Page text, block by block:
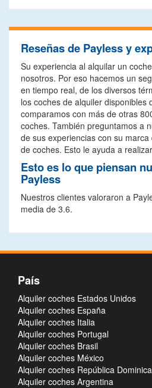
Reseñas de Payless y
Su experiencia al alquilar un
nosotros. Por eso hacemos un
en tiempo real, de los diversos
los coches de alquiler disponibles
comparamos con más de otras
coches. También preguntamos a
de sus experiencias con su
de coches. Esto le ayuda a
Esto es lo que piensan
Payless
Nuestros clientes valoraron a
media de 3.6.
País
Alquiler coches Estados Unidos
Alquiler coches España
Alquiler coches Italia
Alquiler coches Portugal
Alquiler coches Brasil
Alquiler coches México
Alquiler coches República
Alquiler coches Argentina